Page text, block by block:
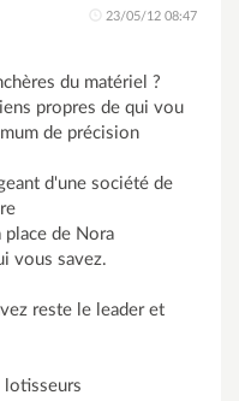
23/05/12 08:47
du matériel ?
propres de qui vou
de précision
d'une société de
de Nora
vous savez.
reste le leader et
lotisseurs